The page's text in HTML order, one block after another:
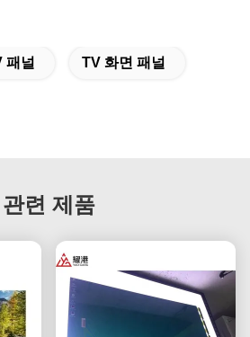
패널 TV 화면 패널
관련 제품